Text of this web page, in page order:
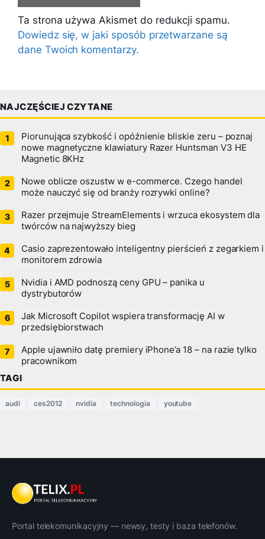
Ta strona używa Akismet do redukcji spamu.
Dowiedz się, w jaki sposób przetwarzane są
dane Twoich komentarzy.
NAJCZĘŚCIEJ CZYTANE
Piorunująca szybkość i opóźnienie bliskie zeru – poznaj
nowe magnetyczne klawiatury Razer Huntsman V3 HE
Magnetic 8KHz
Nowe oblicze oszustw w e-commerce. Czego handel
może nauczyć się od branży rozrywki online?
Razer przejmuje StreamElements i wrzuca ekosystem dla
twórców na najwyższy bieg
Casio zaprezentowało inteligentny pierścień z zegarkiem i
monitorem zdrowia
Nvidia i AMD podnoszą ceny GPU – panika u
dystrybutorów
Jak Microsoft Copilot wspiera transformację AI w
przedsiębiorstwach
Apple ujawniło datę premiery iPhone’a 18 – na razie tylko
pracownikom
TAGI
audi ces2012 nvidia technologia youtube
Portal telekomunikacyjny — newsy, testy i baza telefonów.